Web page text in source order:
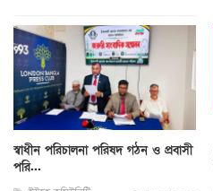
স্বাধীন পরিচালনা পরিষদ গঠন ও প্রবাসী
পরি...